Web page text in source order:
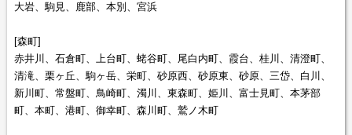
大岩、駒見、鹿部、本別、宮浜
[森町]
赤井川、石倉町、上台町、蛯谷町、尾白内町、霞台、桂川、清澄町、
清滝、栗ヶ丘、駒ヶ岳、栄町、砂原西、砂原東、砂原、三岱、白川、
新川町、常盤町、鳥崎町、濁川、東森町、姫川、富士見町、本茅部
町、本町、港町、御幸町、森川町、鷲ノ木町